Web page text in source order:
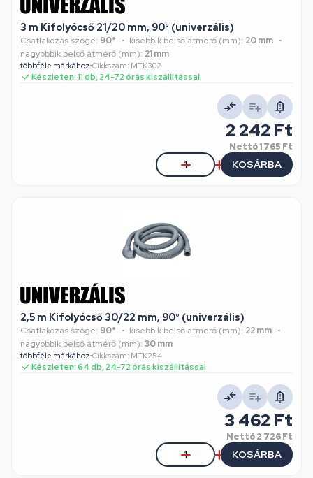
3 m Kifolyócső 21/20 mm, 90° (univerzális)
Csatlakozás szöge: 90° kisebbik belső átmérő (mm): 20 mm
nagyobbik belső átmérő (mm): 21 mm
többféle márkához•Cikkszám: MTK302
Készleten: 11 db, 24-72 órás kiszállítással
2 242 Ft
Nettó1 765 Ft
KOSÁRBA
2,5 m Kifolyócső 30/22 mm, 90° (univerzális)
Csatlakozás szöge: 90° kisebbik belső átmérő (mm): 22 mm
nagyobbik belső átmérő (mm): 30 mm
többféle márkához•Cikkszám: MTK254
Készleten: 64 db, 24-72 órás kiszállítással
3 462 Ft
Nettó2 726 Ft
KOSÁRBA